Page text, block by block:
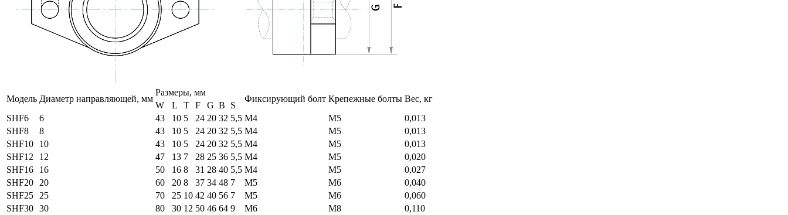
Модель Диаметр направляющей, мм
Размеры, мм
Фиксирующий болт Крепежные болты Вес, кг
W L T F G B
S
SHF6
6 43 10 5 24 20 32 5,5 М4 М5
0,013
SHF8
8 43 10 5 24 20 32 5,5 М4 М5
0,013
SHF10
10 43 10 5 24 20 32 5,5 М4 М5
0,013
SHF12
12 47 13 7 28 25 36 5,5 М4 М5
0,020
SHF16
16 50 16 8 31 28 40 5,5 М4 М5
0,027
SHF20
20 60 20 8 37 34 48 7 М5 М6
0,040
SHF25
25 70 25 10 42 40 56 7 М5 М6
0,060
SHF30 30 80 30 12 50 46 64 9 М6 М8
0,110